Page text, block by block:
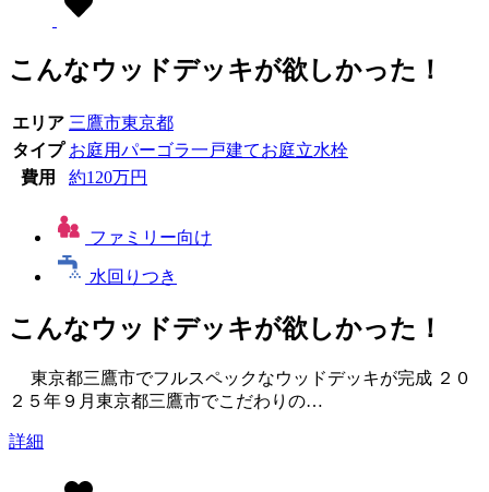
こんなウッドデッキが欲しかった！
エリア 三鷹市東京都
タイプ お庭用パーゴラ一戸建てお庭立水栓
費用
約120万円
ファミリー向け
水回りつき
こんなウッドデッキが欲しかった！
東京都三鷹市でフルスペックなウッドデッキが完成 ２０
２５年９月東京都三鷹市でこだわりの…
詳細